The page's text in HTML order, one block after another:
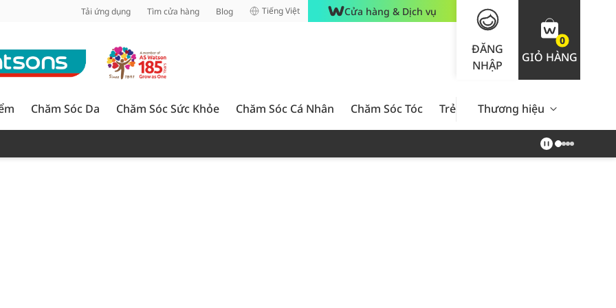
Tải ứng dụng Tìm cửa hàng Blog Tiếng Việt Cửa hàng & Dịch vụ
ĐĂNG
NHẬP
0
GIỎ HÀNG
Chăm Sóc Da Chăm Sóc Sức Khỏe Chăm Sóc Cá Nhân Chăm Sóc Tóc Trẻ Em Nam Giới Chăm Sóc
Thương hiệu